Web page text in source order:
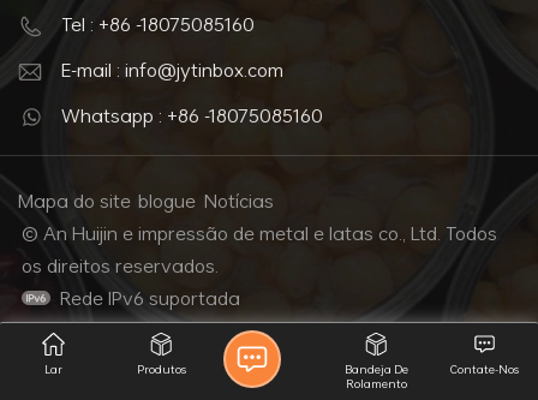
Tel : +86 -18075085160
E-mail : info@jytinbox.com
Whatsapp : +86 -18075085160
Mapa do site blogue Notícias
© An Huijin e impressão de metal e latas co., Ltd. Todos
os direitos reservados.
Rede IPv6 suportada
Lar Produtos Contate-Nos
Bandeja De
Rolamento